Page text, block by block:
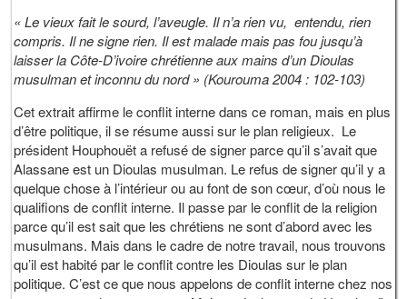
« Le vieux fait le sourd, l’aveugle. Il n’a rien vu, entendu, rien
compris. Il ne signe rien. Il est malade mais pas fou jusqu’à
laisser la Côte-D’ivoire chrétienne aux mains d’un Dioulas
musulman et inconnu du nord » (Kourouma 2004 : 102-103)
Cet extrait affirme le conflit interne dans ce roman, mais en plus
d’être politique, il se résume aussi sur le plan religieux. Le
président Houphouët a refusé de signer parce qu’il s’avait que
Alassane est un Dioulas musulman. Le refus de signer qu’il y a
quelque chose à l’intérieur ou au font de son cœur, d’où nous le
qualifions de conflit interne. Il passe par le conflit de la religion
parce qu’il est sait que les chrétiens ne sont d’abord avec les
musulmans. Mais dans le cadre de notre travail, nous trouvons
qu’il est habité par le conflit contre les Dioulas sur le plan
politique. C’est ce que nous appelons de conflit interne chez nos